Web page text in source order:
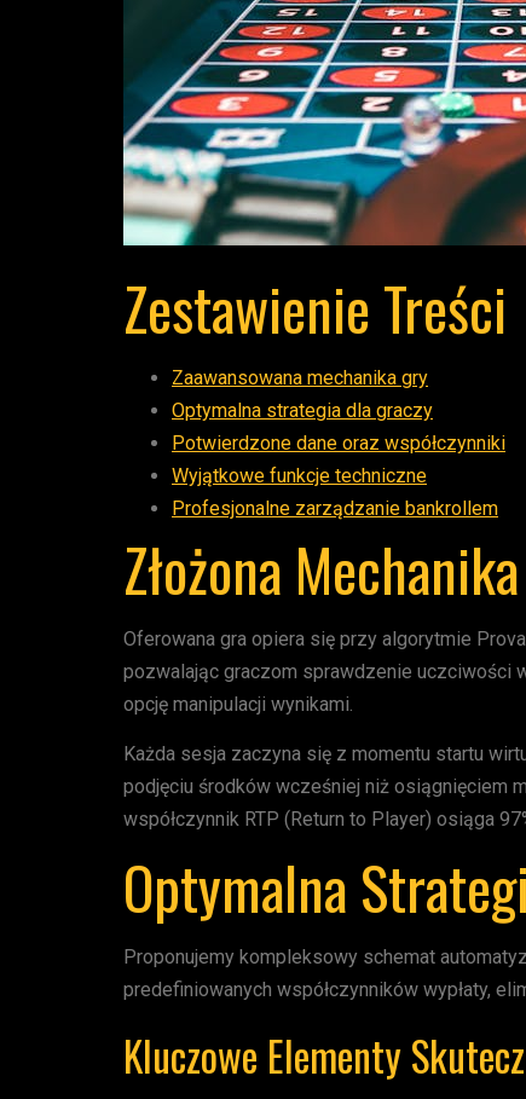
Zestawienie Treści
Zaawansowana mechanika gry
Optymalna strategia dla graczy
Potwierdzone dane oraz współczynniki
Wyjątkowe funkcje techniczne
Profesjonalne zarządzanie bankrollem
Złożona
Oferowana gra opiera się przy algorytmie
pozwalając graczom sprawdzenie uczciwości
opcję manipulacji wynikami.
Każda sesja zaczyna się z momentu startu
podjęciu środków wcześniej niż osiągnięciem
współczynnik RTP (Return to Player) osiąga
Optymalna
Proponujemy kompleksowy schemat
predefiniowanych współczynników wypłaty,
Kluczowe Elementy